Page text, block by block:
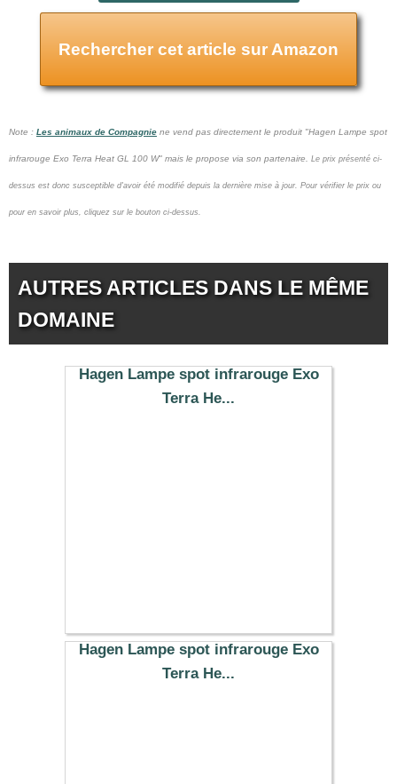
Rechercher cet article sur Amazon
Note : Les animaux de Compagnie ne vend pas directement le produit "Hagen Lampe spot
infrarouge Exo Terra Heat GL 100 W" mais le propose via son partenaire. Le prix présenté ci-
dessus est donc susceptible d'avoir été modifié depuis la dernière mise à jour. Pour vérifier le prix ou
pour en savoir plus, cliquez sur le bouton ci-dessus.
AUTRES ARTICLES DANS LE MÊME
DOMAINE
Hagen Lampe spot infrarouge Exo
Terra He...
Hagen Lampe spot infrarouge Exo
Terra He...